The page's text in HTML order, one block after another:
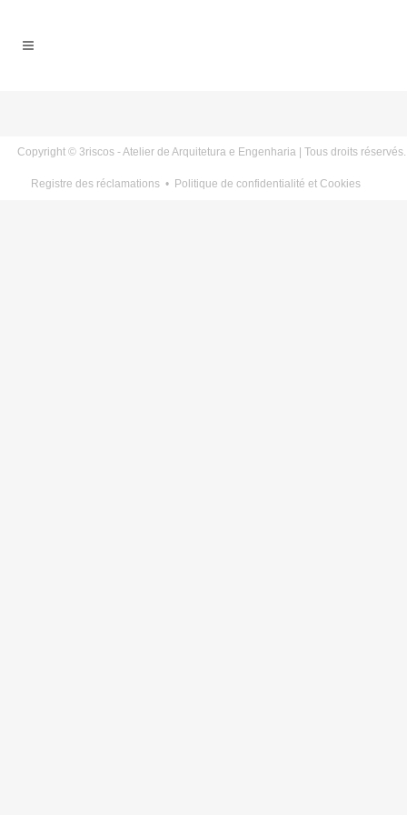
Copyright © 3riscos - Atelier de Arquitetura e Engenharia | Tous droits réservés.
Registre des réclamations• Politique de confidentialité et Cookies